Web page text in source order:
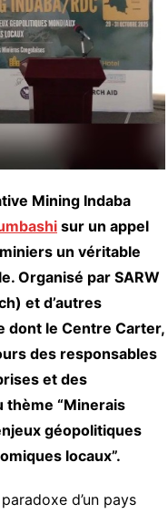
Mining Indaba
sur un appel
un véritable
Organisé par SARW
et d’autres
dont le Centre Carter,
des responsables
et des
thème “Minerais
géopolitiques
locaux”.
d’un pays